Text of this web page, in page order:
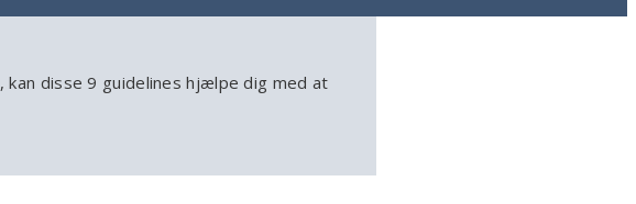
, kan disse 9 guidelines hjælpe dig med at